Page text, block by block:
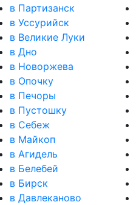
в Партизанск
в Уссурийск
в Великие Луки
в Дно
в Новоржева
в Опочку
в Печоры
в Пустошку
в Себеж
в Майкоп
в Агидель
в Белебей
в Бирск
в Давлеканово